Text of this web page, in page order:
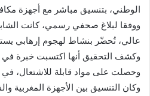
الوطني، بتنسيق مباشر مع أجهزة
ووفقا لبلاغ صحفي رسمي، كانت
عالي، تُحضّر بنشاط لهجوم إرهابي
وكشف التحقيق أنها اكتسبت خبرة
وحصلت على مواد قابلة للاشتعال،
وكان التنسيق بين الأجهزة المغربية